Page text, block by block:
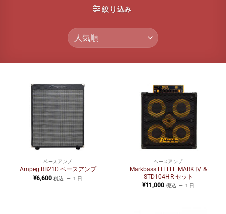
絞り込み
ベースアンプ
Ampeg RB210 ベースアンプ
¥6,600 税込 1 日
ベースアンプ
Markbass LITTLE MARK Ⅳ &
STD104HR セット
¥11,000 税込 1 日